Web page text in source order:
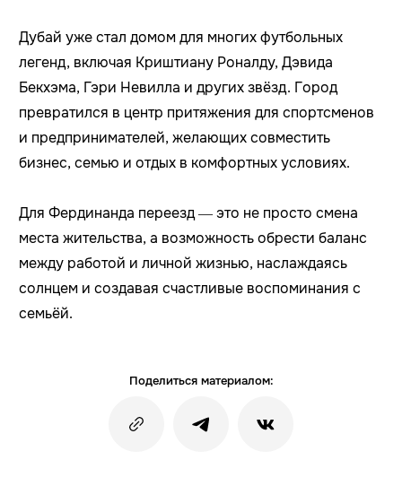
Дубай уже стал домом для многих футбольных
легенд, включая Криштиану Роналду, Дэвида
Бекхэма, Гэри Невилла и других звёзд. Город
превратился в центр притяжения для спортсменов
и предпринимателей, желающих совместить
бизнес, семью и отдых в комфортных условиях.
Для Фердинанда переезд — это не просто смена
места жительства, а возможность обрести баланс
между работой и личной жизнью, наслаждаясь
солнцем и создавая счастливые воспоминания с
семьёй.
Поделиться материалом: